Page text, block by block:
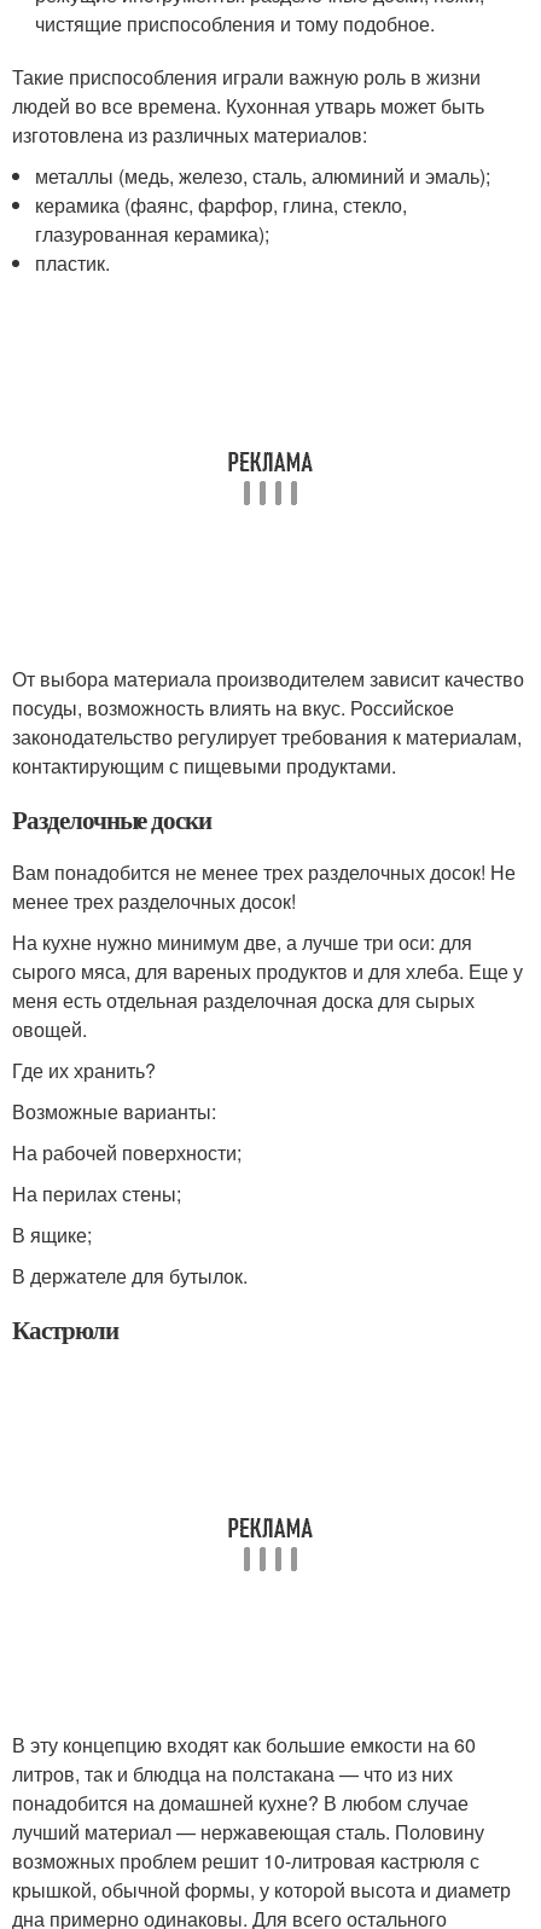
чистящие приспособления и тому подобное.
Такие приспособления играли важную роль в жизни
людей во все времена. Кухонная утварь может быть
изготовлена ​​из различных материалов:
металлы (медь, железо, сталь, алюминий и эмаль);
керамика (фаянс, фарфор, глина, стекло,
глазурованная керамика);
пластик.
От выбора материала производителем зависит качество
посуды, возможность влиять на вкус. Российское
законодательство регулирует требования к материалам,
контактирующим с пищевыми продуктами.
Разделочные доски
Вам понадобится не менее трех разделочных досок! Не
менее трех разделочных досок!
На кухне нужно минимум две, а лучше три оси: для
сырого мяса, для вареных продуктов и для хлеба. Еще у
меня есть отдельная разделочная доска для сырых
овощей.
Где их хранить?
Возможные варианты:
На рабочей поверхности;
На перилах стены;
В ящике;
В держателе для бутылок.
Кастрюли
В эту концепцию входят как большие емкости на 60
литров, так и блюдца на полстакана — что из них
понадобится на домашней кухне? В любом случае
лучший материал — нержавеющая сталь. Половину
возможных проблем решит 10-литровая кастрюля с
крышкой, обычной формы, у которой высота и диаметр
дна примерно одинаковы. Для всего остального